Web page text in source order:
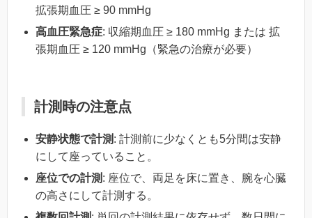
拡張期血圧 ≥ 90 mmHg
高血圧緊急症: 収縮期血圧 ≥ 180 mmHg または 拡
張期血圧 ≥ 120 mmHg（緊急の治療が必要）
計測時の注意点
安静状態で計測 : 計測前に少なくとも5分間は安静
にして座っていること。
座位での計測 : 座位で、両足を床に置き、腕を心臓
の高さにして計測する。